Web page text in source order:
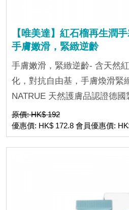
【唯美達】紅石榴再生潤
手膚嫩滑，緊緻逆齡
手膚嫩滑，緊緻逆齡- 含天然
化，對抗自由基，手膚煥滑緊
NATRUE 天然護膚品認證德國
原價: HK$ 192
優惠價: HK$ 172.8 會員優惠價: